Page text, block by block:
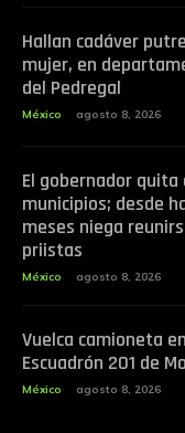
Hallan cadáver
mujer, en
del Pedregal
México agosto 8, 2026
El gobernador quita
municipios; desde
meses niega
priistas
México agosto 8, 2026
Vuelca camioneta
Escuadrón 201 de
México agosto 8, 2026